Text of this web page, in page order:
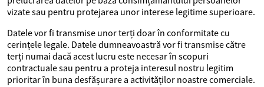
vizate sau pentru protejarea unor interese legitime superioare.
Datele vor fi transmise unor terți doar în conformitate cu
cerințele legale. Datele dumneavoastră vor fi transmise către
terți numai dacă acest lucru este necesar în scopuri
contractuale sau pentru a proteja interesul nostru legitim
prioritar în buna desfășurare a activităților noastre comerciale.